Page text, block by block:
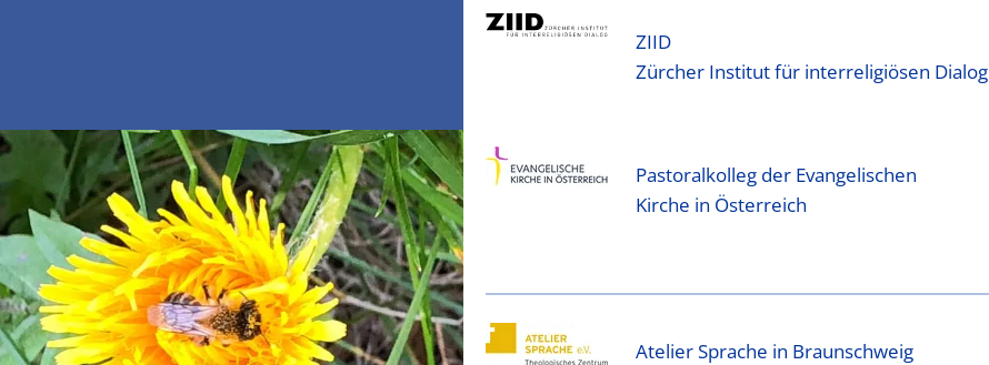
ZIID
Zürcher Institut für interreligiösen Dialog
Pastoralkolleg der Evangelischen
Kirche in Österreich
Atelier Sprache in Braunschweig